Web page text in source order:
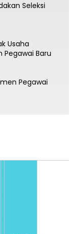
Seleksi
Usaha
Pegawai Baru
Pegawai